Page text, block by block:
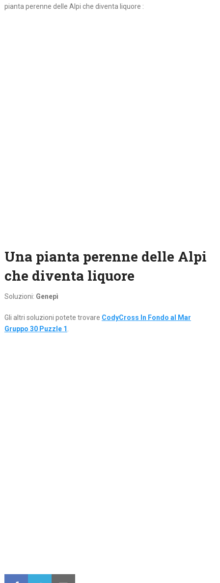
pianta perenne delle Alpi che diventa liquore :
Una pianta perenne delle Alpi
che diventa liquore
Soluzioni: Genepì
Gli altri soluzioni potete trovare CodyCross In Fondo al Mar
Gruppo 30 Puzzle 1.